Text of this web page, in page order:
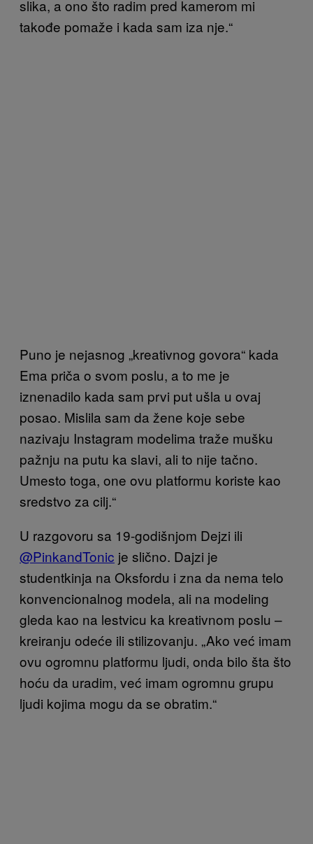
slika, a ono što radim pred kamerom mi
takođe pomaže i kada sam iza nje.“
Puno je nejasnog „kreativnog govora“ kada
Ema priča o svom poslu, a to me je
iznenadilo kada sam prvi put ušla u ovaj
posao. Mislila sam da žene koje sebe
nazivaju Instagram modelima traže mušku
pažnju na putu ka slavi, ali to nije tačno.
Umesto toga, one ovu platformu koriste kao
sredstvo za cilj.“
U razgovoru sa 19-godišnjom Dejzi ili
@PinkandTonic je slično. Dajzi je
studentkinja na Oksfordu i zna da nema telo
konvencionalnog modela, ali na modeling
gleda kao na lestvicu ka kreativnom poslu –
kreiranju odeće ili stilizovanju. „Ako već imam
ovu ogromnu platformu ljudi, onda bilo šta što
hoću da uradim, već imam ogromnu grupu
ljudi kojima mogu da se obratim.“